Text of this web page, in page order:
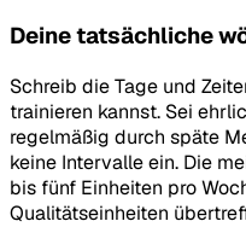
Deine tatsächliche
Schreib die Tage und
trainieren kannst. Sei
regelmäßig durch späte
keine Intervalle ein. Die
bis fünf Einheiten pro
Qualitätseinheiten